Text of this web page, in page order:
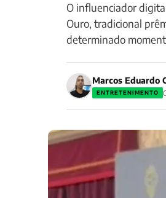
O influenciador
Ouro, tradicional
determinado
Marcos Eduardo
ENTRETENIMENTO